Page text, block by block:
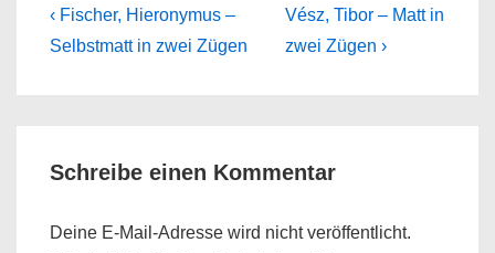
Beitragsnavigation
Previous
Post
‹ Fischer, Hieronymus –
Selbstmatt in zwei Zügen
Next
Post
Vész, Tibor – Matt in
zwei Zügen ›
Schreibe einen Kommentar
Deine E-Mail-Adresse wird nicht veröffentlicht.